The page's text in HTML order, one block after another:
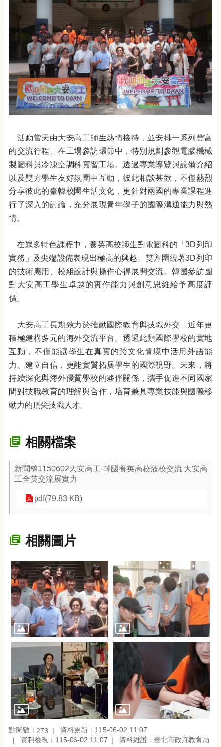
活動當天由大安高工師生熱情接待，並安排一系列豐富
的交流行程。在工場參訪環節中，特別規劃參觀電腦機械
製圖科與冷凍空調科實習工場。透過專業導覽與設備介紹
以及雙方學生友好氛圍中互動，彼此相談甚歡，不僅熱烈
分享彼此的臺韓校園生活文化，更針對兩國的專業課程進
行了深入的討論，充分展現青年學子的國際溝通能力與熱
情。
在眾多特色課程中，養英高校師生對電圖科的「3D列印
實務」及尖端設備表現出極高的興趣。雙方圍繞著3D列印
的技術應用、模組設計與操作心得展開交流。韓國參訪團
對大安高工學生卓越的實作能力與創意思維給予高度評
價。
大安高工長期致力於推動國際教育與技職外交，近年更
積極建構多元的海外交流平台。透過此類國際學校的實地
互動，不僅能讓學生在真實的跨文化情境中活用外語能
力、建立自信，更能實質拓展學生的國際視野。未來，將
持續深化與海外優質學校的夥伴關係，攜手促進不同國家
間對技職教育的理解與合作，培育兼具專業技能與國際移
動力的頂尖技職人才。
相關檔案
新聞稿1150602大安高工-韓國養英高校蒞校交流 大安高
工全英交流展實力
pdf(79.83 KB)
相關圖片
點閱數： 273
資料更新：115-06-02 11:07
資料檢視：115-06-02 11:07
資料維護：臺北市政府教育局